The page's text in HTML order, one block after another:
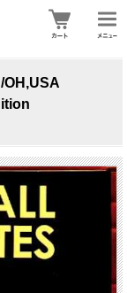
OH,USA